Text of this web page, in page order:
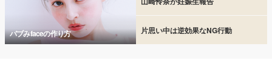
バブみfaceの作り方 片思い中は逆効果なNG行動